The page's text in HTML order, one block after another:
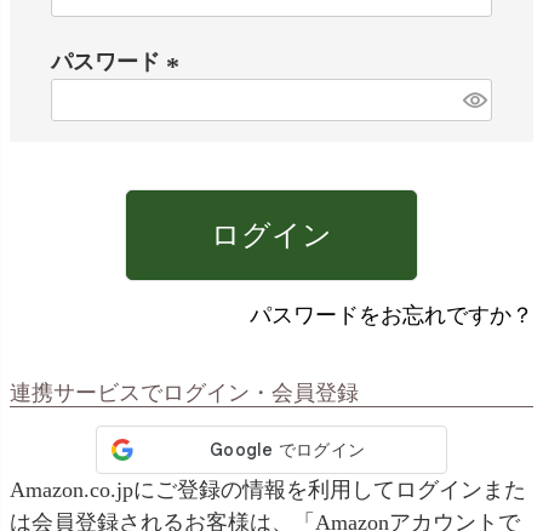
パスワード
ログイン
パスワードをお忘れですか？
連携サービスでログイン・会員登録
Amazon.co.jpにご登録の情報を利用してログインまた
は会員登録されるお客様は、「Amazonアカウントで